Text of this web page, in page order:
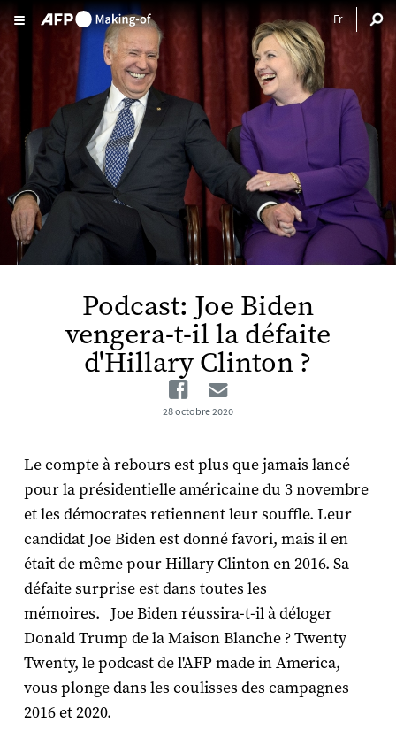
Aller au contenu principal
Podcast: Joe Biden
vengera-t-il la défaite
d'Hillary Clinton ?
Facebook
28 octobre 2020
Le compte à rebours est plus que jamais lancé
pour la présidentielle américaine du 3 novembre
et les démocrates retiennent leur souffle. Leur
candidat Joe Biden est donné favori, mais il en
était de même pour Hillary Clinton en 2016. Sa
défaite surprise est dans toutes les
mémoires. Joe Biden réussira-t-il à déloger
Donald Trump de la Maison Blanche ? Twenty
Twenty, le podcast de l'AFP made in America,
vous plonge dans les coulisses des campagnes
2016 et 2020.